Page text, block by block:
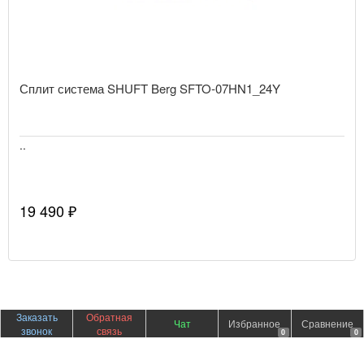
Сплит система SHUFT Berg SFTO-07HN1_24Y
..
19 490 ₽
Заказать
звонок
Обратная
связь
Чат Избранное
0
Сравнение
0